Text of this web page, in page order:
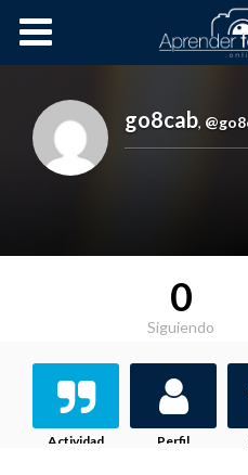
Cursos OnLine
go8cab,
0
Siguiendo
Actividad Perfil